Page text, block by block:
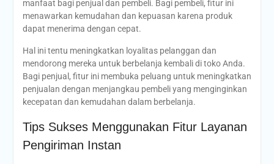
manfaat bagi penjual dan pembeli. Bagi pembeli, fitur ini
menawarkan kemudahan dan kepuasan karena produk
dapat menerima dengan cepat.
Hal ini tentu meningkatkan loyalitas pelanggan dan
mendorong mereka untuk berbelanja kembali di toko Anda.
Bagi penjual, fitur ini membuka peluang untuk meningkatkan
penjualan dengan menjangkau pembeli yang menginginkan
kecepatan dan kemudahan dalam berbelanja.
Tips Sukses Menggunakan Fitur Layanan
Pengiriman Instan